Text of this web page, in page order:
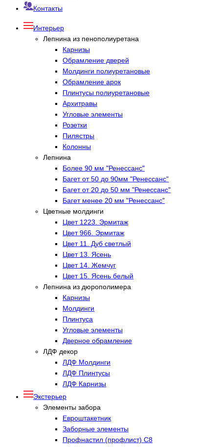
Контакты
Интерьер
Лепнина из пенополиуретана
Карнизы
Обрамление дверей
Молдинги полиуретановые
Обрамление арок
Плинтусы полиуретановые
Архитравы
Угловые элементы
Розетки
Пилястры
Колонны
Лепнина
Более 90 мм "Ренессанс"
Багет от 50 до 90мм "Ренессанс"
Багет от 20 до 50 мм "Ренессанс"
Багет менее 20 мм "Ренессанс"
Цветные молдинги
Цвет 1223. Эрмитаж
Цвет 966. Эрмитаж
Цвет 11. Дуб светлый
Цвет 13. Ясень
Цвет 14. Жемчуг
Цвет 15. Ясень белый
Лепнина из дюрополимера
Карнизы
Молдинги
Плинтуса
Угловые элементы
Дверное обрамление
ЛДФ декор
ЛДФ Молдинги
ЛДФ Плинтусы
ЛДФ Карнизы
Экстерьер
Элементы забора
Евроштакетник
Заборные элементы
Профнастил (профлист) С8